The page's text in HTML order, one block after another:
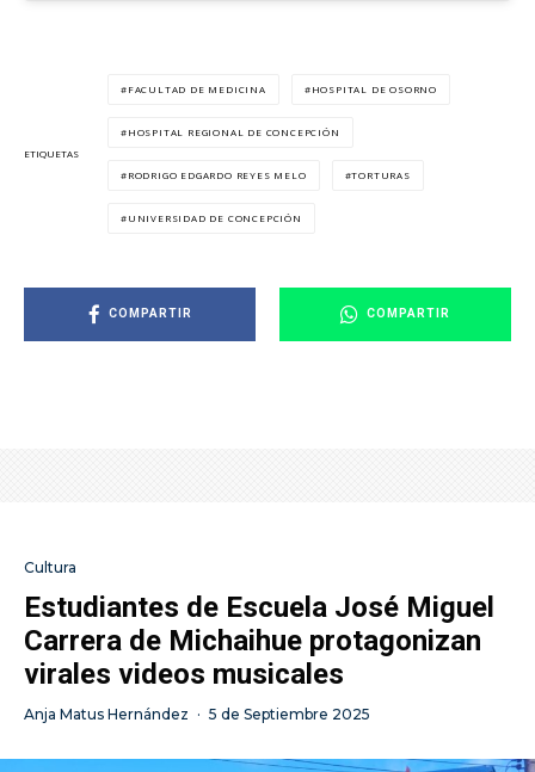
ETIQUETAS
FACULTAD DE MEDICINA HOSPITAL DE OSORNO
HOSPITAL REGIONAL DE CONCEPCIÓN
RODRIGO EDGARDO REYES MELO TORTURAS
UNIVERSIDAD DE CONCEPCIÓN
COMPARTIR COMPARTIR
Cultura
Estudiantes de Escuela José Miguel
Carrera de Michaihue protagonizan
virales videos musicales
Anja Matus Hernández · 5 de Septiembre 2025